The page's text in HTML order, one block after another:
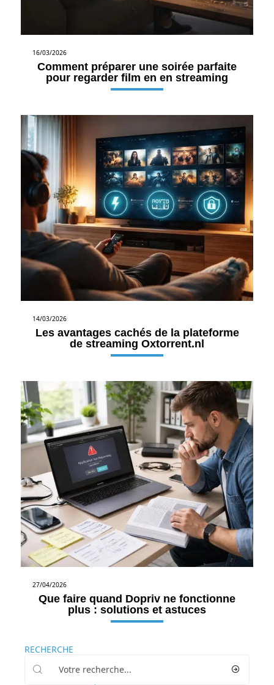
16/03/2026
Comment préparer une soirée parfaite
pour regarder film en en streaming
14/03/2026
Les avantages cachés de la plateforme
de streaming Oxtorrent.nl
27/04/2026
Que faire quand Dopriv ne fonctionne
plus : solutions et astuces
RECHERCHE